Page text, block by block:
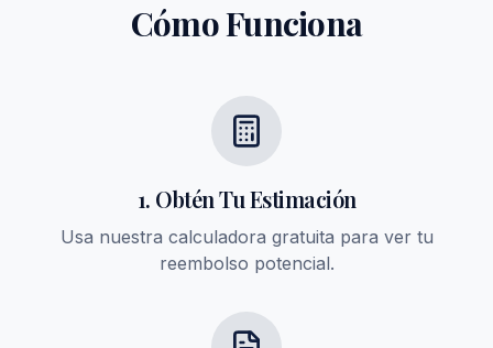
Cómo Funciona
1. Obtén Tu Estimación
Usa nuestra calculadora gratuita para ver tu
reembolso potencial.